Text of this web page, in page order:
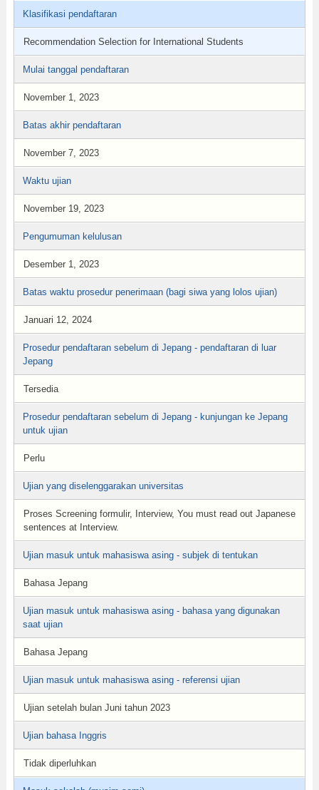
Klasifikasi pendaftaran
Recommendation Selection for International Students
Mulai tanggal pendaftaran
November 1, 2023
Batas akhir pendaftaran
November 7, 2023
Waktu ujian
November 19, 2023
Pengumuman kelulusan
Desember 1, 2023
Batas waktu prosedur penerimaan (bagi siwa yang lolos ujian)
Januari 12, 2024
Prosedur pendaftaran sebelum di Jepang - pendaftaran di luar
Jepang
Tersedia
Prosedur pendaftaran sebelum di Jepang - kunjungan ke Jepang
untuk ujian
Perlu
Ujian yang diselenggarakan universitas
Proses Screening formulir, Interview, You must read out Japanese
sentences at Interview.
Ujian masuk untuk mahasiswa asing - subjek di tentukan
Bahasa Jepang
Ujian masuk untuk mahasiswa asing - bahasa yang digunakan
saat ujian
Bahasa Jepang
Ujian masuk untuk mahasiswa asing - referensi ujian
Ujian setelah bulan Juni tahun 2023
Ujian bahasa Inggris
Tidak diperluhkan